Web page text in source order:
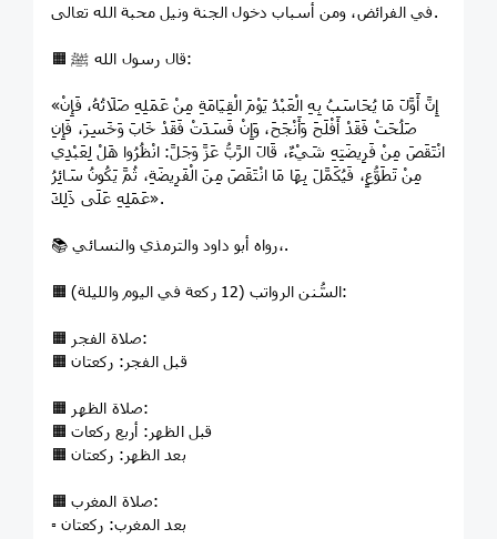
في الفرائض، ومن أسباب دخول الجنة ونيل محبة الله تعالى.
🟧 قال رسول الله ﷺ:
«إِنَّ أَوَّلَ مَا يُحَاسَبُ بِهِ الْعَبْدُ يَوْمَ الْقِيَامَةِ مِنْ عَمَلِهِ صَلَاتُهُ، فَإِنْ
صَلُحَتْ فَقَدْ أَفْلَحَ وَأَنْجَحَ، وَإِنْ فَسَدَتْ فَقَدْ خَابَ وَخَسِرَ، فَإِنِ
انْتَقَصَ مِنْ فَرِيضَتِهِ شَيْءٌ، قَالَ الرَّبُّ عَزَّ وَجَلَّ: انْظُرُوا هَلْ لِعَبْدِي
مِنْ تَطَوُّعٍ، فَيُكَمَّلَ بِهَا مَا انْتَقَصَ مِنَ الْفَرِيضَةِ، ثُمَّ يَكُونُ سَائِرُ
عَمَلِهِ عَلَى ذَلِكَ».
📚 رواه أبو داود والترمذي والنسائي،.
🟧 السُّنن الرواتب (12 ركعة في اليوم والليلة):
🟧 صلاة الفجر:
🟧 قبل الفجر: ركعتان
🟧 صلاة الظهر:
🟧 قبل الظهر: أربع ركعات
🟧 بعد الظهر: ركعتان
🟧 صلاة المغرب:
▫️ بعد المغرب: ركعتان